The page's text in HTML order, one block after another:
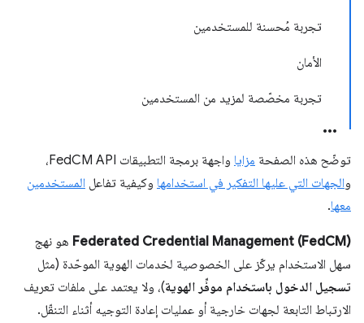
تجربة مُحسنة للمستخدمين
الأمان
تجربة مخصّصة لمزيد من المستخدمين
توضّح هذه الصفحة مزايا
واجهة برمجة التطبيقات FedCM API،
والجهات التي عليها التفكير في استخدامها وكيفية تفاعل المستخدمين
معها.
Federated Credential Management (FedCM) هو نهج
سهل الاستخدام يركّز على الخصوصية لخدمات الهوية الموحّدة (مثل
تسجيل الدخول باستخدام موفِّر الهوية)، ولا يعتمد على ملفات تعريف
الارتباط التابعة لجهات خارجية أو عمليات إعادة التوجيه أثناء التنقّل.